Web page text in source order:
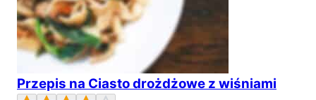
Przepis na Ciasto drożdżowe z wiśniami